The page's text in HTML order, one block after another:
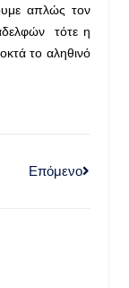
απλώς τον
τότε η
το αληθινό
Επόμενο